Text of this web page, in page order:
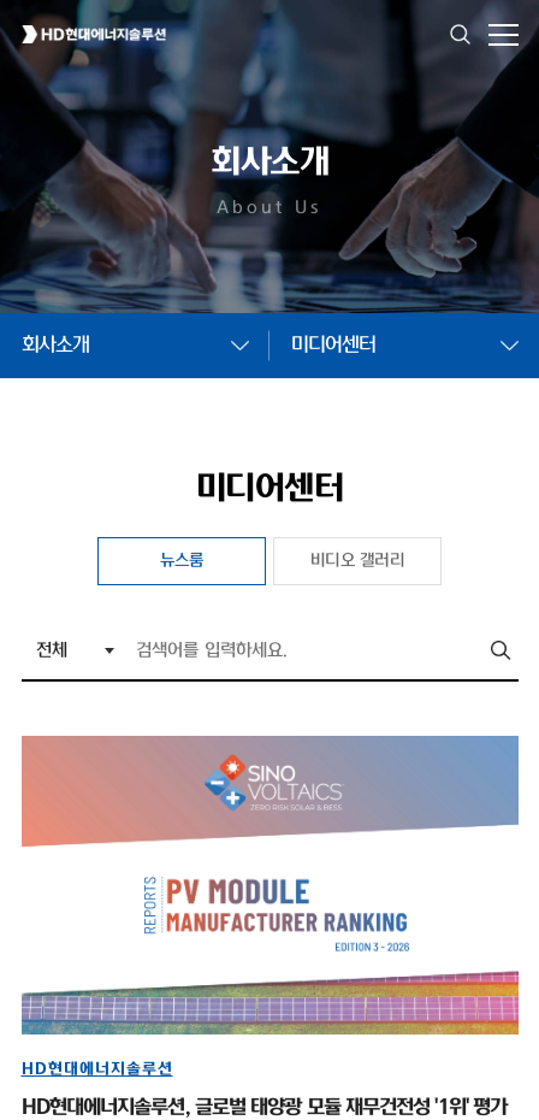
회사소개
About Us
회사소개 미디어센터
미디어센터
뉴스룸 비디오 갤러리
HD현대에너지솔루션
HD현대에너지솔루션, 글로벌 태양광 모듈 재무건전성 '1위' 평가